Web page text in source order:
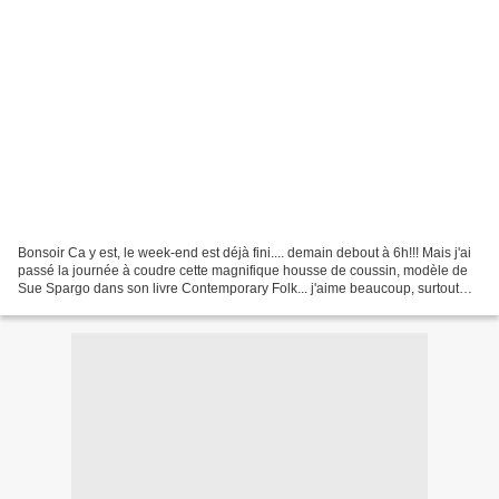
Bonsoir Ca y est, le week-end est déjà fini.... demain debout à 6h!!! Mais j'ai
passé la journée à coudre cette magnifique housse de coussin, modèle de
Sue Spargo dans son livre Contemporary Folk... j'aime beaucoup, surtout